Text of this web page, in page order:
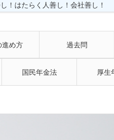
！はたらく人善し！会社善し！
進め方 過去問
国民年金法 厚生